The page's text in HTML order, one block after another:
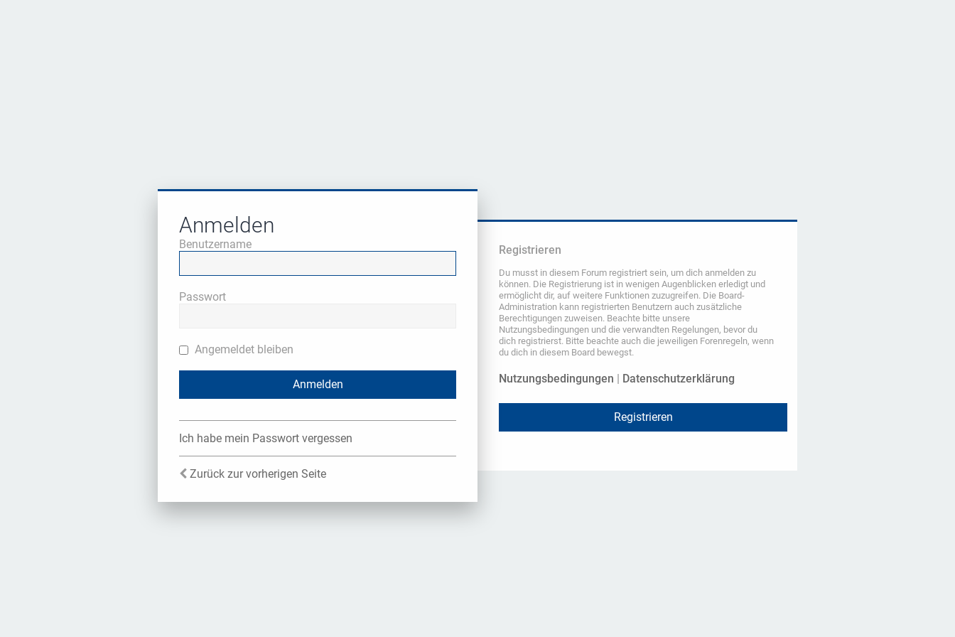
Anmelden
Benutzername
Passwort
Angemeldet bleiben
Ich habe mein Passwort vergessen
Zurück zur vorherigen Seite
Registrieren
Du musst in diesem Forum registriert sein, um dich anmelden zu
können. Die Registrierung ist in wenigen Augenblicken erledigt und
ermöglicht dir, auf weitere Funktionen zuzugreifen. Die Board-
Administration kann registrierten Benutzern auch zusätzliche
Berechtigungen zuweisen. Beachte bitte unsere
Nutzungsbedingungen und die verwandten Regelungen, bevor du
dich registrierst. Bitte beachte auch die jeweiligen Forenregeln, wenn
du dich in diesem Board bewegst.
Nutzungsbedingungen Datenschutzerklärung
Registrieren